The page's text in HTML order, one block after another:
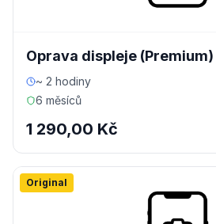
Oprava displeje (Premium)
~ 2 hodiny
6 měsíců
1 290,00 Kč
Original